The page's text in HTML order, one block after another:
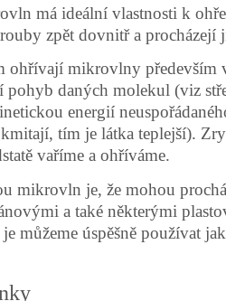
má ideální vlastnosti k
zpět dovnitř a
ohřívají mikrovlny především
pohyb daných molekul (viz
energií
tím je látka teplejší).
vaříme a ohříváme.
mikrovln je, že mohou
a také některými
můžeme úspěšně používat